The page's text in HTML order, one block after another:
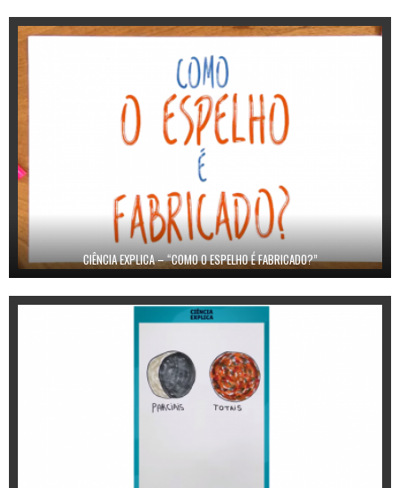
CIÊNCIA EXPLICA – “COMO O ESPELHO É FABRICADO?”